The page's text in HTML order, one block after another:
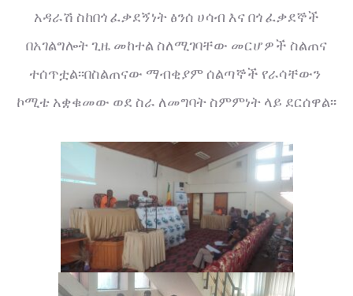
አዳራሽ ስከበጎ ፈቃደኝነት ፅንሰ ሀሳብ እና በጎ ፈቃደኞች
በአገልግሎት ጊዜ መከተል ስለሚገባቸው መርሆዎች ስልጠና
ተሰጥቷል፡፡በስልጠናው ማብቂያም ሰልጣኞች የራሳቸውን
ኮሚቴ አቋቁመው ወደ ስራ ለመግባት ስምምነት ላይ ደርሰዋል፡፡